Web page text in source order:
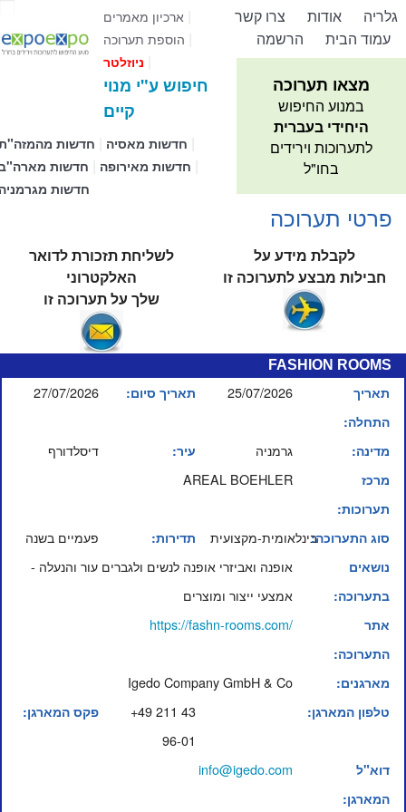
ארכיון מאמרים|
הוספת תערוכה
ניוזלטר
חיפוש ע"י מנוי
קיים
חדשות חדשות מאסיה
חדשות חדשות מאירופה
חדשות
צרו קשר אודות
גלריה
הרשמה
עמוד הבית
מצאו תערוכה
במנוע החיפוש
היחידי בעברית
לתערוכות וירידים
בחו"ל
פרטי תערוכה
לשליחת תזכורת לדואר
האלקטרוני
שלך על תערוכה זו
לקבלת מידע על
חבילות מבצע לתערוכה זו
FASHION ROOMS
27/07/2026 תאריך סיום: 25/07/2026
תאריך
התחלה:
דיסלדורף עיר: גרמניה מדינה:
AREAL BOEHLER
מרכז
תערוכות:
פעמיים בשנה תדירות: בינלאומית-מקצועיתסוג התערוכה:
אופנה ואביזרי אופנה לנשים ולגברים עור והנעלה -
אמצעי ייצור ומוצרים
נושאים
בתערוכה:
https://fashn-rooms.com/
אתר
התערוכה:
Igedo Company GmbH & Co
מארגנים:
פקס המארגן:
+49 211 43
96-01
טלפון המארגן:
info@igedo.com
דוא"ל
המארגן: